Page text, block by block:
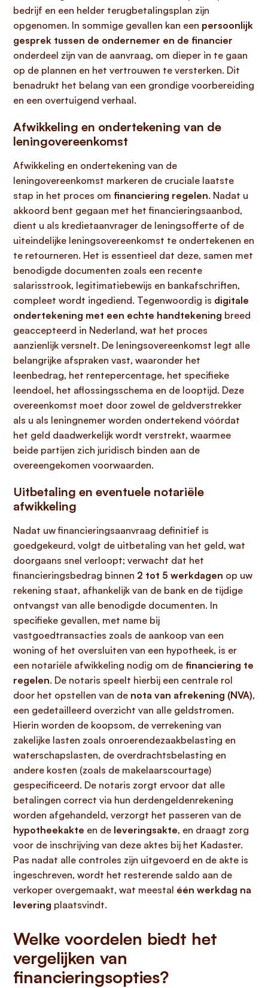
bedrijf en een helder terugbetalingsplan zijn
opgenomen. In sommige gevallen kan een persoonlijk
gesprek tussen de ondernemer en de financier
onderdeel zijn van de aanvraag, om dieper in te gaan
op de plannen en het vertrouwen te versterken. Dit
benadrukt het belang van een grondige voorbereiding
en een overtuigend verhaal.
Afwikkeling en ondertekening van de
leningovereenkomst
Afwikkeling en ondertekening van de
leningovereenkomst markeren de cruciale laatste
stap in het proces om financiering regelen. Nadat u
akkoord bent gegaan met het financieringsaanbod,
dient u als kredietaanvrager de leningsofferte of de
uiteindelijke leningsovereenkomst te ondertekenen en
te retourneren. Het is essentieel dat deze, samen met
benodigde documenten zoals een recente
salarisstrook, legitimatiebewijs en bankafschriften,
compleet wordt ingediend. Tegenwoordig is digitale
ondertekening met een echte handtekening breed
geaccepteerd in Nederland, wat het proces
aanzienlijk versnelt. De leningsovereenkomst legt alle
belangrijke afspraken vast, waaronder het
leenbedrag, het rentepercentage, het specifieke
leendoel, het aflossingsschema en de looptijd. Deze
overeenkomst moet door zowel de geldverstrekker
als u als leningnemer worden ondertekend vóórdat
het geld daadwerkelijk wordt verstrekt, waarmee
beide partijen zich juridisch binden aan de
overeengekomen voorwaarden.
Uitbetaling en eventuele notariële
afwikkeling
Nadat uw financieringsaanvraag definitief is
goedgekeurd, volgt de uitbetaling van het geld, wat
doorgaans snel verloopt; verwacht dat het
financieringsbedrag binnen 2 tot 5 werkdagen op uw
rekening staat, afhankelijk van de bank en de tijdige
ontvangst van alle benodigde documenten. In
specifieke gevallen, met name bij
vastgoedtransacties zoals de aankoop van een
woning of het oversluiten van een hypotheek, is er
een notariële afwikkeling nodig om de financiering te
regelen. De notaris speelt hierbij een centrale rol
door het opstellen van de nota van afrekening (NVA),
een gedetailleerd overzicht van alle geldstromen.
Hierin worden de koopsom, de verrekening van
zakelijke lasten zoals onroerendezaakbelasting en
waterschapslasten, de overdrachtsbelasting en
andere kosten (zoals de makelaarscourtage)
gespecificeerd. De notaris zorgt ervoor dat alle
betalingen correct via hun derdengeldenrekening
worden afgehandeld, verzorgt het passeren van de
hypotheekakte en de leveringsakte, en draagt zorg
voor de inschrijving van deze aktes bij het Kadaster.
Pas nadat alle controles zijn uitgevoerd en de akte is
ingeschreven, wordt het resterende saldo aan de
verkoper overgemaakt, wat meestal één werkdag na
levering plaatsvindt.
Welke voordelen biedt het
vergelijken van
financieringsopties?